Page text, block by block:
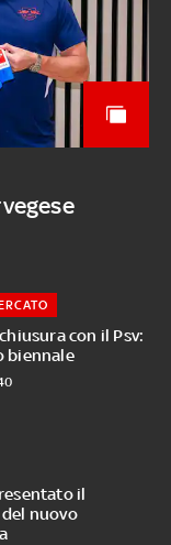
con il Psv:
biennale
il
nuovo